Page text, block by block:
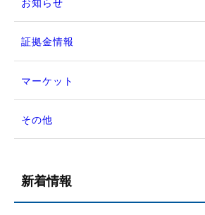
証拠金情報
マーケット
その他
新着情報